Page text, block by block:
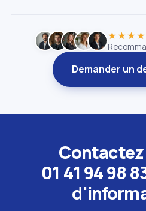
Demander un
Contactez
01 41 94 98